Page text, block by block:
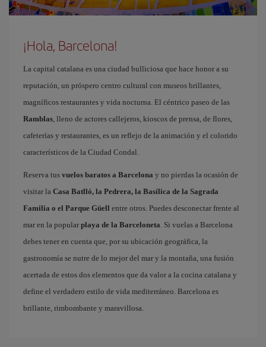
¡Hola, Barcelona!
La capital catalana es una ciudad bulliciosa que hace honor a su
reputación, un próspero centro cultural con museos brillantes,
magníficos restaurantes y vida nocturna. El céntrico paseo de las
Ramblas, lleno de actores callejeros, kioscos de prensa, de flores,
cafeterías y restaurantes, es un reflejo de la animación y el colorido
característicos de la Ciudad Condal.
Reserva tus vuelos baratos a Barcelona y no pierdas la ocasión de
visitar la Casa Batlló, la Pedrera, la Basílica de la Sagrada
Familia o el Parque Güell entre otros. Puedes desconectar frente al
mar en la popular playa de la Barceloneta. Si vuelas a Barcelona
debes tener en cuenta que, por su ubicación geográfica, la
gastronomía se nutre de lo mejor del mar y la montaña, una fusión
acertada de estos dos elementos que da valor a la cocina catalana y
define el verdadero estilo de vida mediterráneo. Barcelona es
brillante, rimbombante y maravillosa.